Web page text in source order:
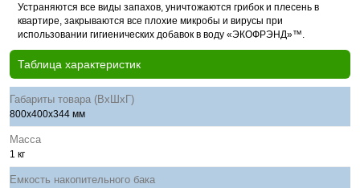
Устраняются все виды запахов, уничтожаются грибок и плесень в
квартире, закрываются все плохие микробы и вирусы при
использовании гигиенических добавок в воду «ЭКОФРЭНД»™.
Таблица характеристик
Габариты товара (ВхШхГ)
800х400х344 мм
Масса
1 кг
Емкость накопительного бака